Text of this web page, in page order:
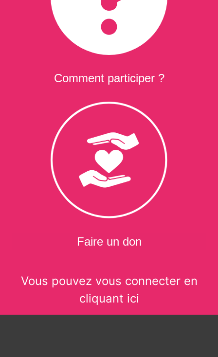
Comment participer ?
Faire un don
Vous pouvez vous connecter en
cliquant ici